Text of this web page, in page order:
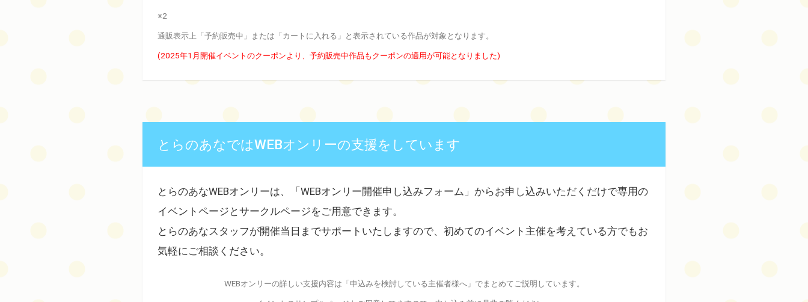
※2
通販表示上「予約販売中」または「カートに入れる」と表示されている作品が対象となります。
(2025年1月開催イベントのクーポンより、予約販売中作品もクーポンの適用が可能となりました)
とらのあなではWEBオンリーの支援をしています
とらのあなWEBオンリーは、「WEBオンリー開催申し込みフォーム」からお申し込みいただくだけで専用の
イベントページとサークルページをご用意できます。
とらのあなスタッフが開催当日までサポートいたしますので、初めてのイベント主催を考えている方でもお
気軽にご相談ください。
WEBオンリーの詳しい支援内容は「申込みを検討している主催者様へ」でまとめてご説明しています。